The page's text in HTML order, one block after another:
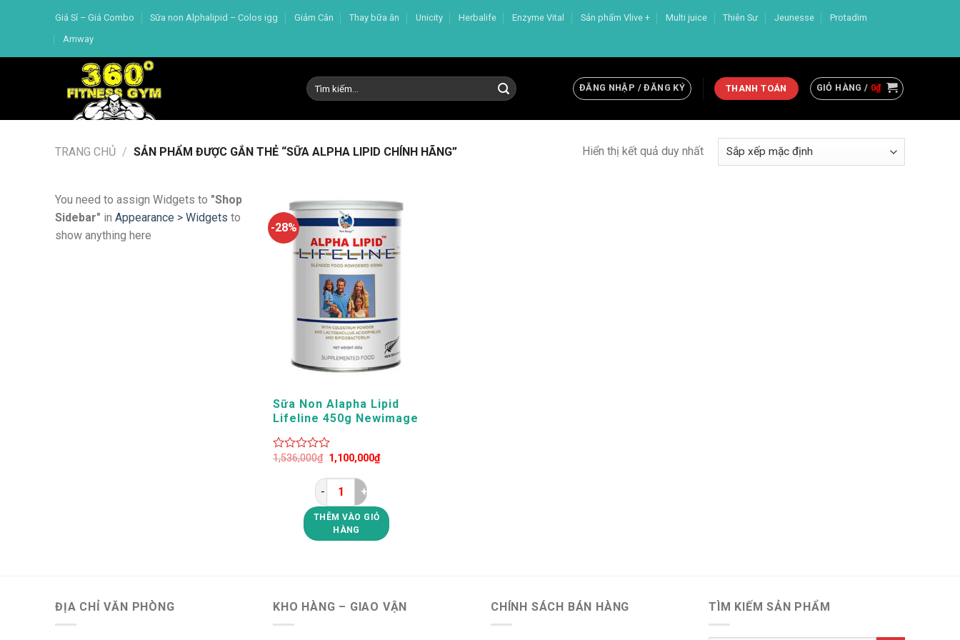
Giá Sỉ – Giá Combo Sữa non Alphalipid – Colos igg Giảm Cân Thay bữa ăn Unicity Herbalife Enzyme Vital Sản phẩm Vlive + Multi juice Thiên Sư Jeunesse
Protadim
Amway
Tìm
kiếm:
ĐĂNG NHẬP / ĐĂNG KÝ THANH TOÁN GIỎ HÀNG / 0₫
TRANG CHỦ / SẢN PHẨM ĐƯỢC GẮN THẺ “SỮA ALPHA LIPID CHÍNH HÃNG” Hiển thị kết quả duy nhất
You need to assign Widgets to "Shop
Sidebar" in Appearance > Widgets to
show anything here
-28%
Sữa Non Alapha Lipid
Lifeline 450g Newimage
0
1,536,000₫ Giá
gốc
là:
1,536,000₫.
1,100,000₫Giá
hiện
Sữa Non Alapha Lipid Lifeline 450g Newimage Newzealand số lượng
THÊM VÀO GIỎ
HÀNG
ĐỊA CHỈ VĂN PHÒNG KHO HÀNG – GIAO VẬN CHÍNH SÁCH BÁN HÀNG TÌM KIẾM SẢN PHẨM